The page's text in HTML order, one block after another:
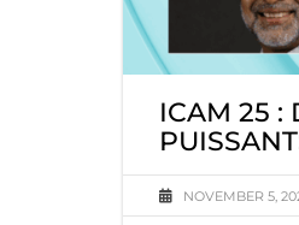
ICAM 25 :
NOVEMBER 5,